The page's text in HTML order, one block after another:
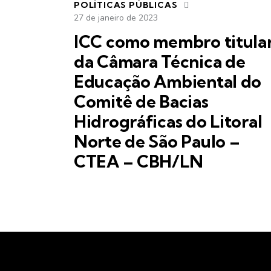
POLÍTICAS PÚBLICAS
27 de janeiro de 2023
ICC como membro
da Câmara Técnica de
Educação Ambiental do
Comitê de Bacias
Hidrográficas do Litoral
Norte de São Paulo –
CTEA – CBH/LN